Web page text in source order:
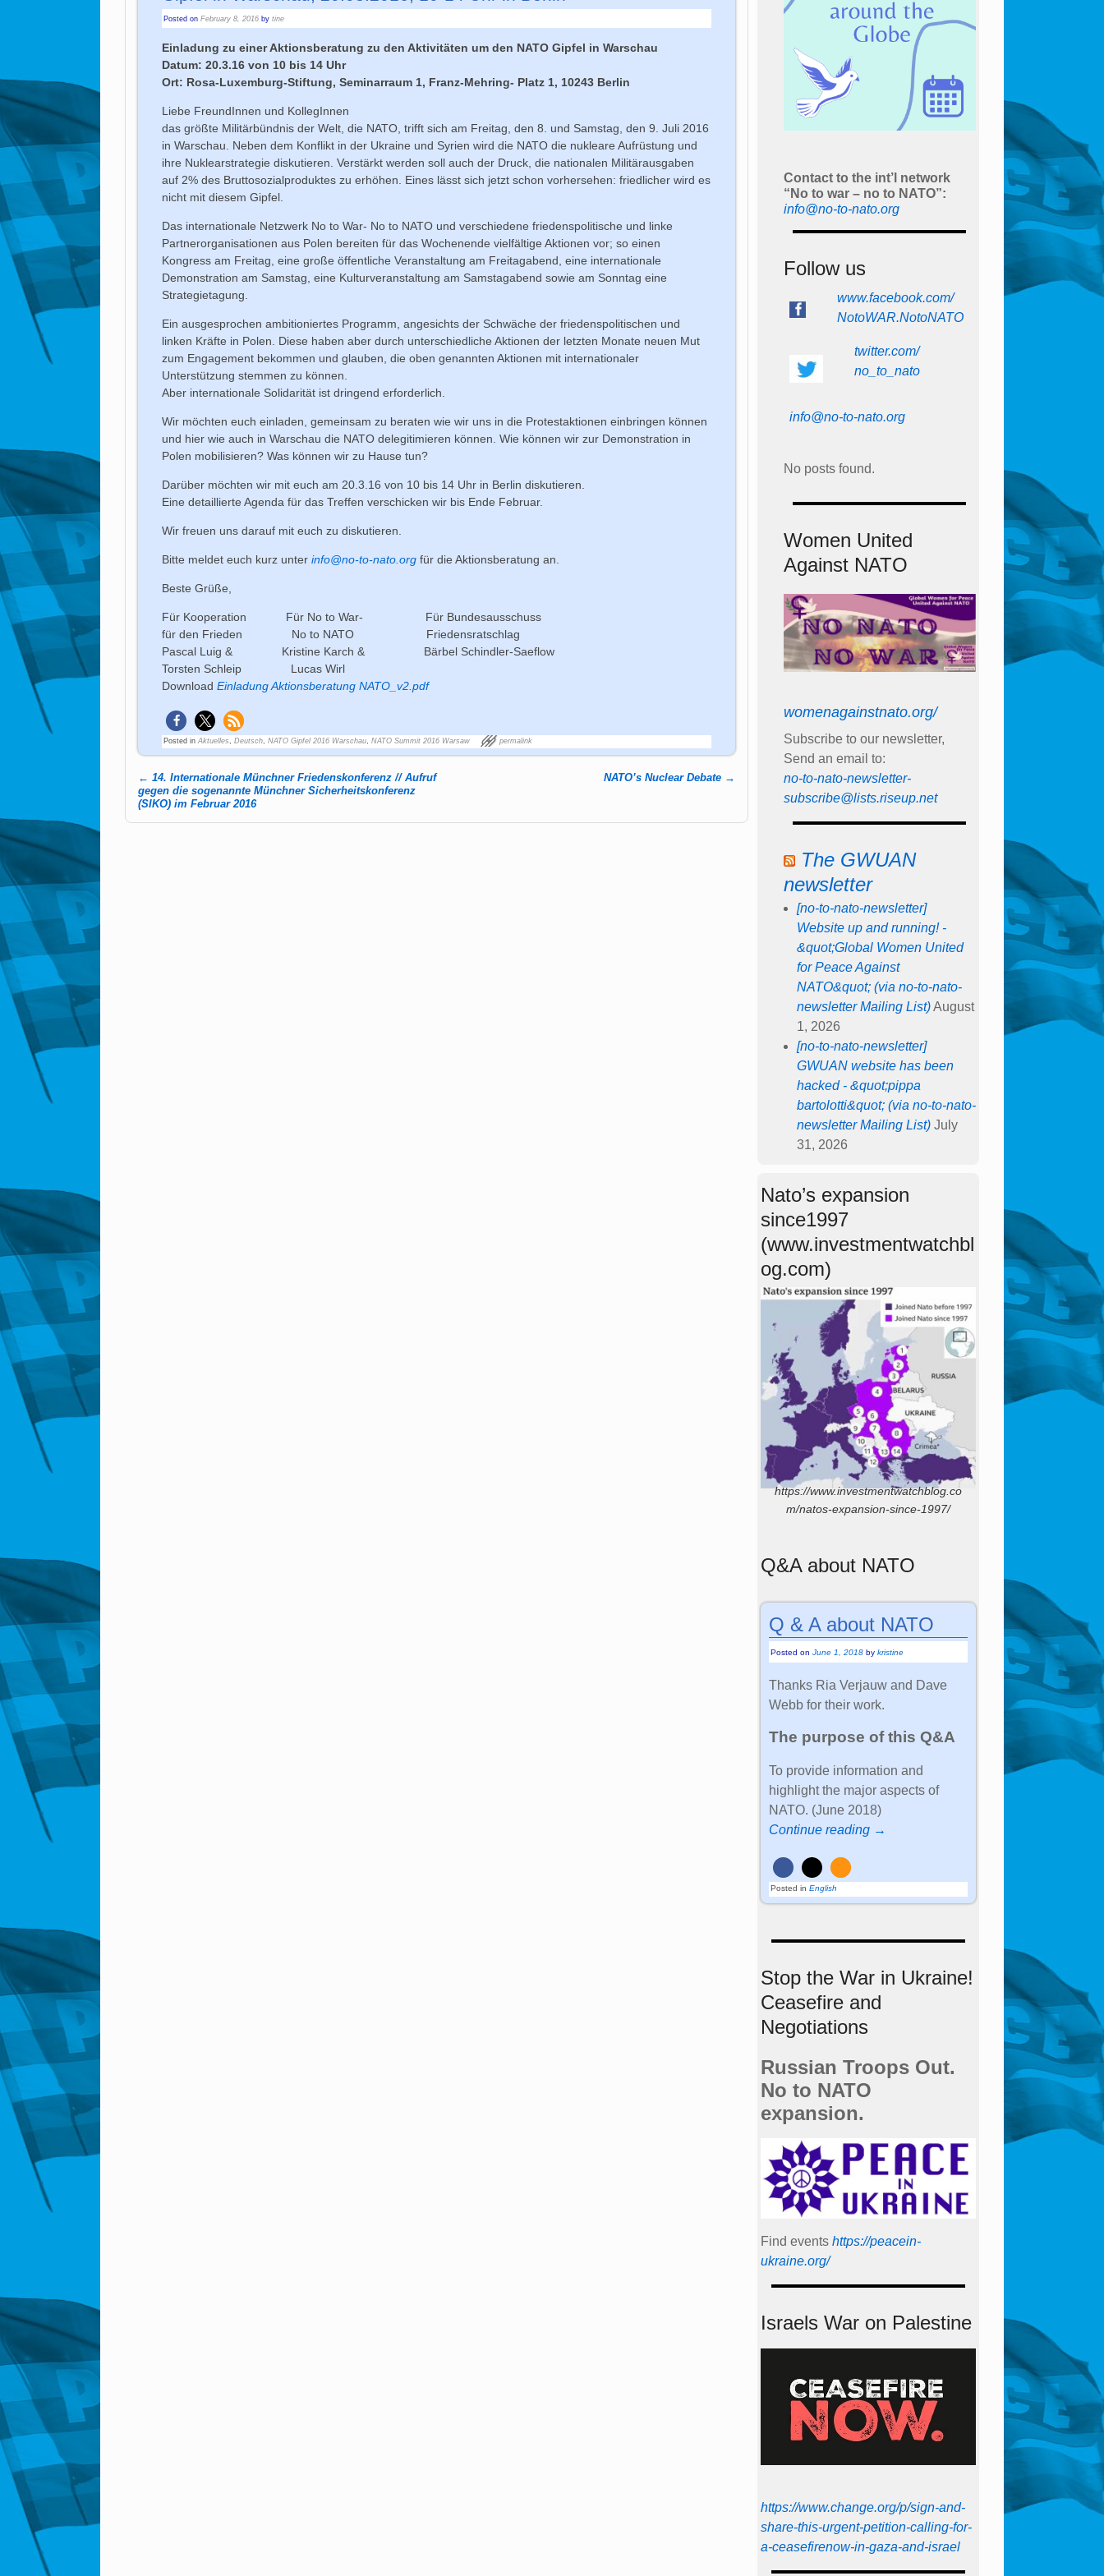
Posted onFebruary 8, 2016 bytine
Einladung zu einer Aktionsberatung zu den Aktivitäten um den NATO Gipfel in Warschau
Datum: 20.3.16 von 10 bis 14 Uhr
Ort: Rosa-Luxemburg-Stiftung, Seminarraum 1, Franz-Mehring- Platz 1, 10243 Berlin
Liebe FreundInnen und KollegInnen
das größte Militärbündnis der Welt, die NATO, trifft sich am Freitag, den 8. und Samstag, den 9. Juli 2016
in Warschau. Neben dem Konflikt in der Ukraine und Syrien wird die NATO die nukleare Aufrüstung und
ihre Nuklearstrategie diskutieren. Verstärkt werden soll auch der Druck, die nationalen Militärausgaben
auf 2% des Bruttosozialproduktes zu erhöhen. Eines lässt sich jetzt schon vorhersehen: friedlicher wird es
nicht mit diesem Gipfel.
Das internationale Netzwerk No to War- No to NATO und verschiedene friedenspolitische und linke
Partnerorganisationen aus Polen bereiten für das Wochenende vielfältige Aktionen vor; so einen
Kongress am Freitag, eine große öffentliche Veranstaltung am Freitagabend, eine internationale
Demonstration am Samstag, eine Kulturveranstaltung am Samstagabend sowie am Sonntag eine
Strategietagung.
Ein ausgesprochen ambitioniertes Programm, angesichts der Schwäche der friedenspolitischen und
linken Kräfte in Polen. Diese haben aber durch unterschiedliche Aktionen der letzten Monate neuen Mut
zum Engagement bekommen und glauben, die oben genannten Aktionen mit internationaler
Unterstützung stemmen zu können.
Aber internationale Solidarität ist dringend erforderlich.
Wir möchten euch einladen, gemeinsam zu beraten wie wir uns in die Protestaktionen einbringen können
und hier wie auch in Warschau die NATO delegitimieren können. Wie können wir zur Demonstration in
Polen mobilisieren? Was können wir zu Hause tun?
Darüber möchten wir mit euch am 20.3.16 von 10 bis 14 Uhr in Berlin diskutieren.
Eine detaillierte Agenda für das Treffen verschicken wir bis Ende Februar.
Wir freuen uns darauf mit euch zu diskutieren.
Bitte meldet euch kurz unterinfo@no-to-nato.org für die Aktionsberatung an.
Beste Grüße,
Für Kooperation Für No to War- Für Bundesausschuss
für den Frieden No to NATO Friedensratschlag
Pascal Luig & Kristine Karch & Bärbel Schindler-Saeflow
Torsten Schleip Lucas Wirl
DownloadEinladung Aktionsberatung NATO_v2.pdf
Posted in Aktuelles ,Deutsch ,NATO Gipfel 2016 Warschau ,NATO Summit 2016 Warsaw permalink
Post navigation
← 14. Internationale Münchner Friedenskonferenz // Aufruf
gegen die sogenannte Münchner Sicherheitskonferenz
(SIKO) im Februar 2016
NATO’s Nuclear Debate →
Contact to the int’l network
“No to war – no to NATO”:
info@no-to-nato.org
Follow us
www.facebook.com/
NotoWAR.NotoNATO
twitter.com/
no_to_nato
info@no-to-nato.org
No posts found.
Women United
Against NATO
womenagainstnato.org/
Subscribe to our newsletter,
Send an email to:
no-to-nato-newsletter-
subscribe@lists.riseup.net
The GWUAN
newsletter
[no-to-nato-newsletter]
Website up and running! -
&quot;Global Women United
for Peace Against
NATO&quot; (via no-to-nato-
newsletter Mailing List) August
1, 2026
[no-to-nato-newsletter]
GWUAN website has been
hacked - &quot;pippa
bartolotti&quot; (via no-to-nato-
newsletter Mailing List) July
31, 2026
Nato’s expansion
since1997
(www.investmentwatchbl
og.com)
https://www.investmentwatchblog.co
m/natos-expansion-since-1997/
Q&A about NATO
Q & A about NATO
Posted onJune 1, 2018 bykristine
Thanks Ria Verjauw and Dave
Webb for their work.
The purpose of this Q&A
To provide information and
highlight the major aspects of
NATO. (June 2018)
Continue reading →
Posted in English
Stop the War in Ukraine!
Ceasefire and
Negotiations
Russian Troops Out.
No to NATO
expansion.
Find events https://peace­in­
ukraine.org/
Israels War on Palestine
https://www.change.org/p/sign-and-
share-this-urgent-petition-calling-for-
a-ceasefirenow-in-gaza-and-israel